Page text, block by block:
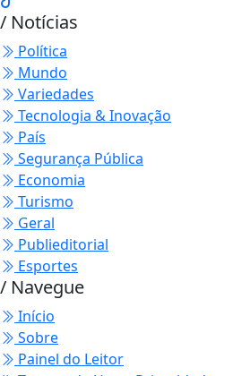
/ Notícias
Política
Mundo
Variedades
Tecnologia & Inovação
País
Segurança Pública
Economia
Turismo
Geral
Publieditorial
Esportes
/ Navegue
Início
Sobre
Painel do Leitor